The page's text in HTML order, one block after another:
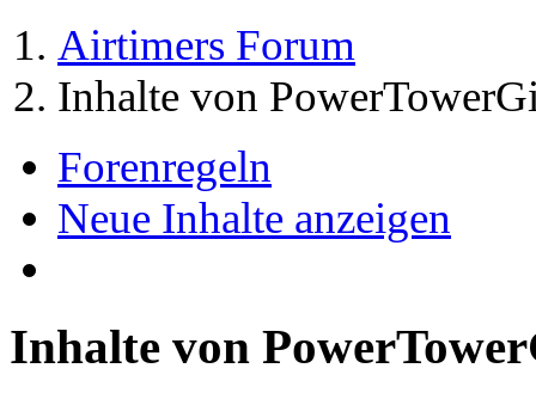
Airtimers Forum
Inhalte von
Forenregeln
Neue Inhalte anzeigen
Inhalte von